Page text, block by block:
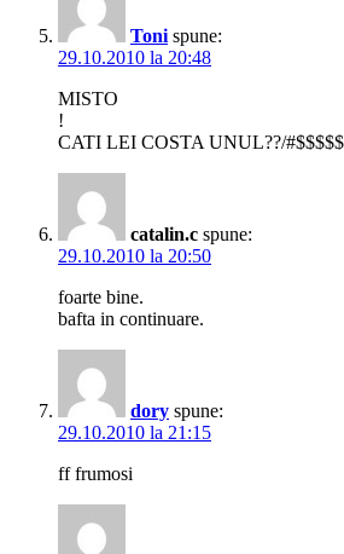
Toni spune:
29.10.2010 la 20:48
MISTO
!
CATI LEI COSTA UNUL??/
catalin.c spune:
29.10.2010 la 20:50
foarte bine.
bafta in continuare.
dory spune:
29.10.2010 la 21:15
ff frumosi